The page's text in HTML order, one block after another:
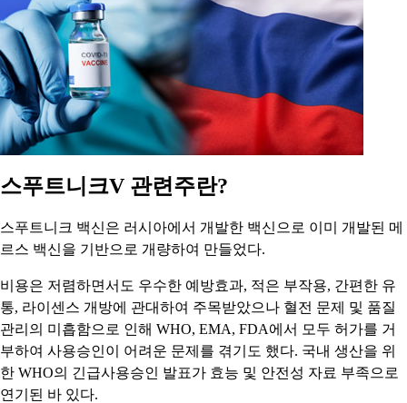
스푸트니크V 관련주란?
스푸트니크 백신은 러시아에서 개발한 백신으로 이미 개발된 메
르스 백신을 기반으로 개량하여 만들었다.
비용은 저렴하면서도 우수한 예방효과, 적은 부작용, 간편한 유
통, 라이센스 개방에 관대하여 주목받았으나 혈전 문제 및 품질
관리의 미흡함으로 인해 WHO, EMA, FDA에서 모두 허가를 거
부하여 사용승인이 어려운 문제를 겪기도 했다. 국내 생산을 위
한 WHO의 긴급사용승인 발표가 효능 및 안전성 자료 부족으로
연기된 바 있다.